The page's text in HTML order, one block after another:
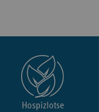
Hospizlotse